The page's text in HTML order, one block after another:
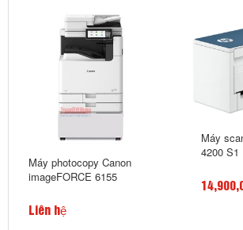
Máy photocopy Canon
imageFORCE 6155
Liên hệ
Máy
4200 S1